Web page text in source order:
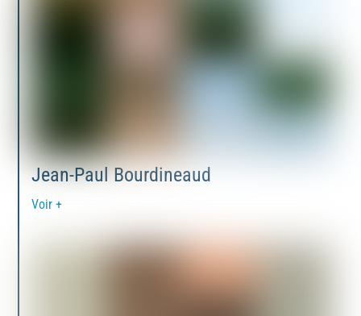
Jean-Paul Bourdineaud
Voir +